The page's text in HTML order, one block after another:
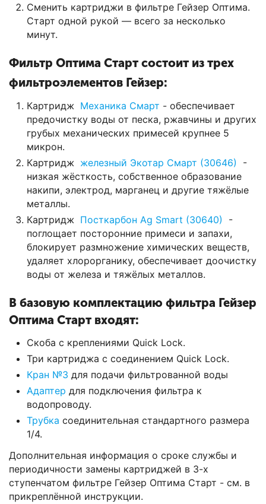
Сменить картриджи в фильтре Гейзер Оптима.
Старт одной рукой — всего за несколько
минут.
Фильтр Оптима Старт состоит из трех
фильтроэлементов Гейзер:
Картридж Механика Смарт - обеспечивает
предочистку воды от песка, ржавчины и других
грубых механических примесей крупнее 5
микрон.
Картридж железный Экотар Смарт (30646) -
низкая жёсткость, собственное образование
накипи, электрод, марганец и другие тяжёлые
металлы.
Картридж Посткарбон Ag Smart (30640) -
поглощает посторонние примеси и запахи,
блокирует размножение химических веществ,
удаляет хлорорганику, обеспечивает доочистку
воды от железа и тяжёлых металлов.
В базовую комплектацию фильтра Гейзер
Оптима Старт входят:
Скоба с креплениями Quick Lock.
Три картриджа с соединением Quick Lock.
Кран №3 для подачи фильтрованной воды
Адаптер для подключения фильтра к
водопроводу.
Трубка соединительная стандартного размера
1/4.
Дополнительная информация о сроке службы и
периодичности замены картриджей в 3-х
ступенчатом фильтре Гейзер Оптима Старт - см. в
прикреплённой инструкции.